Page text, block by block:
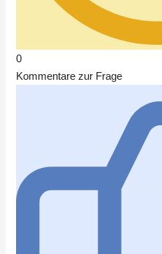
0
Kommentare zur Frage